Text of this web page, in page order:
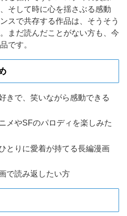
そして時に心を揺さぶる感動
で共存する作品は、そうそう
まだ読んだことがない方も、今
です。
きで、笑いながら感動できる
メやSFのパロディを楽しみた
とりに愛着が持てる長編漫画
で読み返したい方